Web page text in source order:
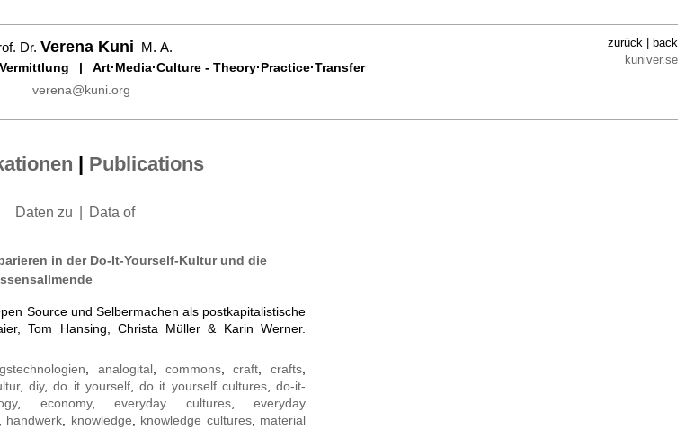
zurück | back
kuniver.se
Dr.Verena Kuni M. A.
Art·Media·Culture - Theory·Practice·Transfer
verena@kuni.org
Publications
Daten zu Data of
in der Do-It-Yourself-Kultur und die
Source und Selbermachen als postkapitalistische
Tom Hansing, Christa Müller & Karin Werner.
,analogital, commons,craft,crafts,
, diy,do it yourself, do it yourself cultures, do-it-
, economy,everyday cultures,everyday
handwerk, knowledge, knowledge cultures, material